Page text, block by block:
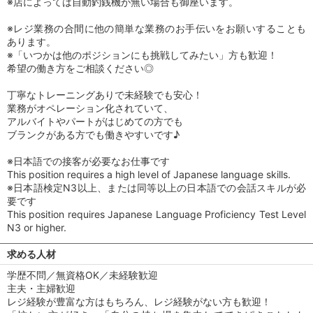
※レジ業務の合間に他の簡単な業務のお手伝いをお願いすることも
あります。
※「いつかは他のポジションにも挑戦してみたい」方も歓迎！
希望の働き方をご相談ください◎
丁寧なトレーニングありで未経験でも安心！
業務がオペレーション化されていて、
アルバイトやパートがはじめての方でも
ブランクがある方でも働きやすいです♪
※日本語での接客が必要なお仕事です
This position requires a high level of Japanese language skills.
※日本語検定N3以上、または同等以上の日本語での会話スキルが必
要です
This position requires Japanese Language Proficiency Test Level
N3 or higher.
求める人材
学歴不問／無資格OK／未経験歓迎
主夫・主婦歓迎
レジ経験が豊富な方はもちろん、レジ経験がない方も歓迎！